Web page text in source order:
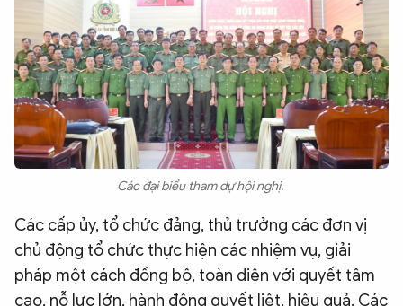
Các đại biểu tham dự hội nghị.
Các cấp ủy, tổ chức đảng, thủ trưởng các đơn vị
chủ động tổ chức thực hiện các nhiệm vụ, giải
pháp một cách đồng bộ, toàn diện với quyết tâm
cao, nỗ lực lớn, hành động quyết liệt, hiệu quả. Các